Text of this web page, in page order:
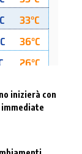
inizierà con
immediate